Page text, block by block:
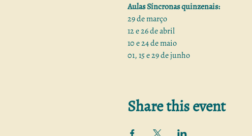
Aulas Síncronas quinzenais:
29 de março
12 e 26 de abril
10 e 24 de maio
01, 15 e 29 de junho
É uma técnica que utiliza o
Share this event